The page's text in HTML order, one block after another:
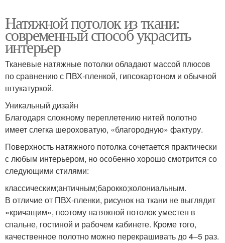
Натяжной потолок из ткани:
современный способ украсить
интерьер
Тканевые натяжные потолки обладают массой плюсов
по сравнению с ПВХ-пленкой, гипсокартоном и обычной
штукатуркой.
Уникальный дизайн
Благодаря сложному переплетению нитей полотно
имеет слегка шероховатую, «благородную» фактуру.
Поверхность натяжного потолка сочетается практически
с любым интерьером, но особенно хорошо смотрится со
следующими стилями:
классическим;античным;барокко;колониальным.
В отличие от ПВХ-пленки, рисунок на ткани не выглядит
«кричащим», поэтому натяжной потолок уместен в
спальне, гостиной и рабочем кабинете. Кроме того,
качественное полотно можно перекрашивать до 4–5 раз.